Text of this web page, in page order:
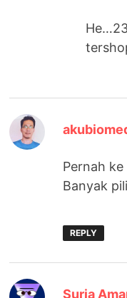
Pernah
Banyak
REPLY
Suria